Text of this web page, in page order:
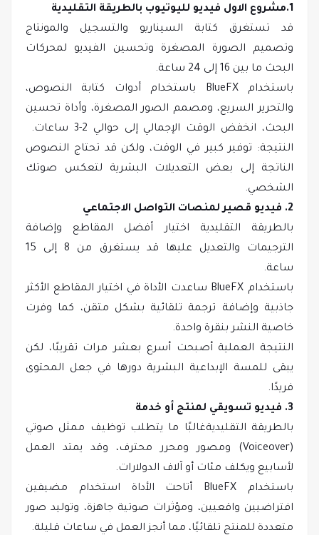
1.مشروع الاول فيديو لليوتيوب بالطريقة التقليدية
قد تستغرق كتابة السيناريو والتسجيل والمونتاج
وتصميم الصورة المصغرة وتحسين الفيديو لمحركات
البحث ما بين 16 إلى 24 ساعة.
باستخدام BlueFX باستخدام أدوات كتابة النصوص،
والتحرير السريع، ومصمم الصور المصغرة، وأداة تحسين
البحث، انخفض الوقت الإجمالي إلى حوالي 2-3 ساعات.
النتيجة: توفير كبير في الوقت، ولكن قد تحتاج النصوص
الناتجة إلى بعض التعديلات البشرية لتعكس صوتك
الشخصي.
2. فيديو قصير لمنصات التواصل الاجتماعي
بالطريقة التقليدية اختيار أفضل المقاطع وإضافة
الترجيمات والتعديل عليها قد يستغرق من 8 إلى 15
ساعة.
باستخدام BlueFX ساعدت الأداة في اختيار المقاطع الأكثر
جاذبية وإضافة ترجمة تلقائية بشكل متقن، كما وفرت
خاصية النشر بنقرة واحدة.
النتيجة العملية أصبحت أسرع بعشر مرات تقريبًا، لكن
يبقى للمسة الإبداعية البشرية دورها في جعل المحتوى
فريدًا.
3. فيديو تسويقي لمنتج أو خدمة
بالطريقة التقليديةغالبًا ما يتطلب توظيف ممثل صوتي
(Voiceover) ومصور ومحرر محترف، وقد يمتد العمل
لأسابيع ويكلف مئات أو آلاف الدولارات.
باستخدام BlueFX أتاحت الأداة استخدام مضيفين
افتراضيين واقعيين، ومؤثرات صوتية جاهزة، وتوليد صور
متعددة للمنتج تلقائيًا، مما أنجز العمل في ساعات قليلة.